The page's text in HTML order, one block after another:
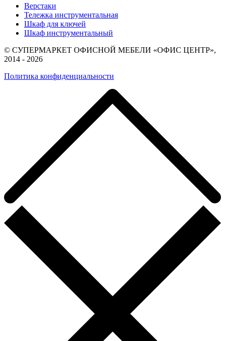
Верстаки
Тележка инструментальная
Шкаф для ключей
Шкаф инструментальный
© СУПЕРМАРКЕТ ОФИСНОЙ МЕБЕЛИ «ОФИС ЦЕНТР»,
2014 - 2026
Политика конфиденциальности